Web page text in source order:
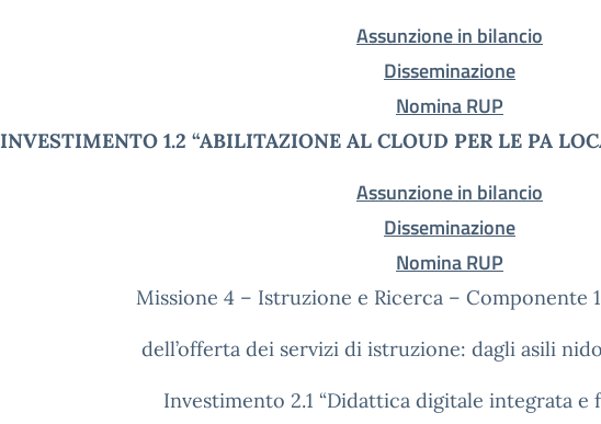
Assunzione in bilancio
Disseminazione
Nomina RUP
INVESTIMENTO 1.2 “ABILITAZIONE AL CLOUD PER LE PA
Assunzione in bilancio
Disseminazione
Nomina RUP
Missione 4 – Istruzione e Ricerca – Componente
dell’offerta dei servizi di istruzione: dagli asili
Investimento 2.1 “Didattica digitale integrata e